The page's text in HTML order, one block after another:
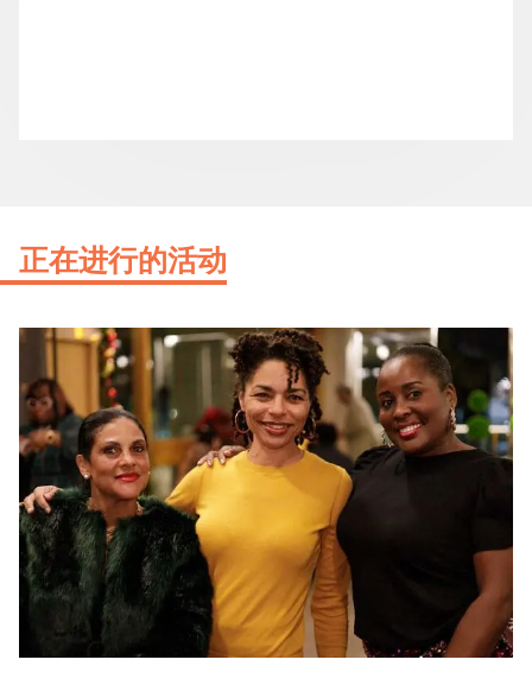
正在进行的活动